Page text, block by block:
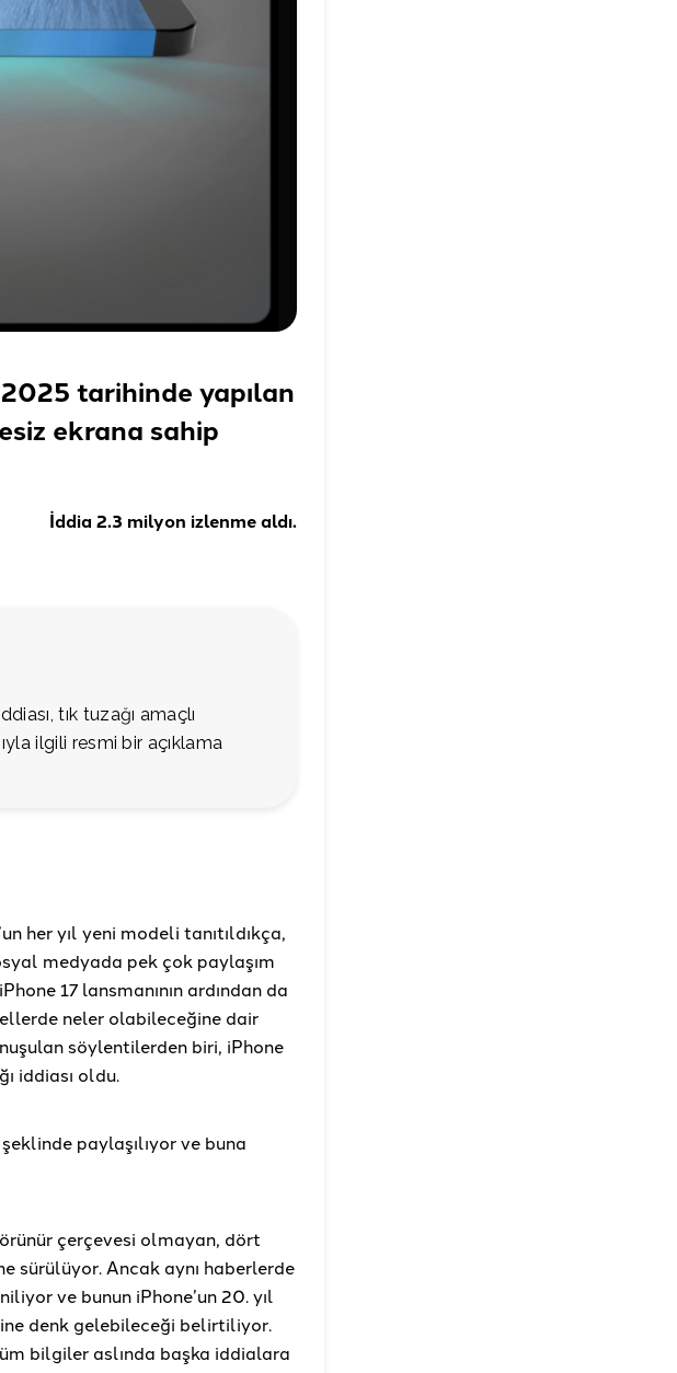
tarihinde yapılan
ekrana sahip
İddia 2.3 milyon izlenme aldı.
tık tuzağı amaçlı
ilgili resmi bir açıklama
her yıl yeni modeli tanıtıldıkça,
medyada pek çok paylaşım
17 lansmanının ardından da
neler olabileceğine dair
söylentilerden biri, iPhone
iddiası oldu.
paylaşılıyor ve buna
çerçevesi olmayan, dört
sürülüyor. Ancak aynı haberlerde
ve bunun iPhone’un 20. yıl
denk gelebileceği belirtiliyor.
bilgiler aslında başka iddialara